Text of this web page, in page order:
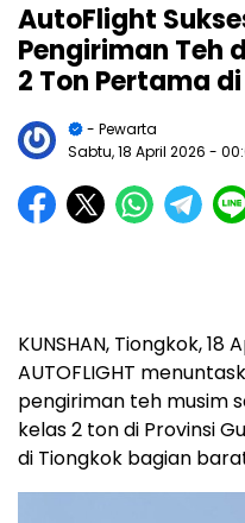
AutoFlight
Pengiriman Teh
2 Ton Pertama
- Pewarta
Sabtu, 18 April 2026 -
KUNSHAN, Tiongkok,
AUTOFLIGHT
pengiriman teh musim
kelas 2 ton di Provinsi
di Tiongkok bagian